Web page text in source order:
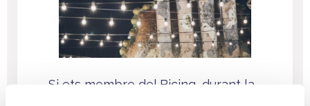
Si ets membre del Bicing, durant la